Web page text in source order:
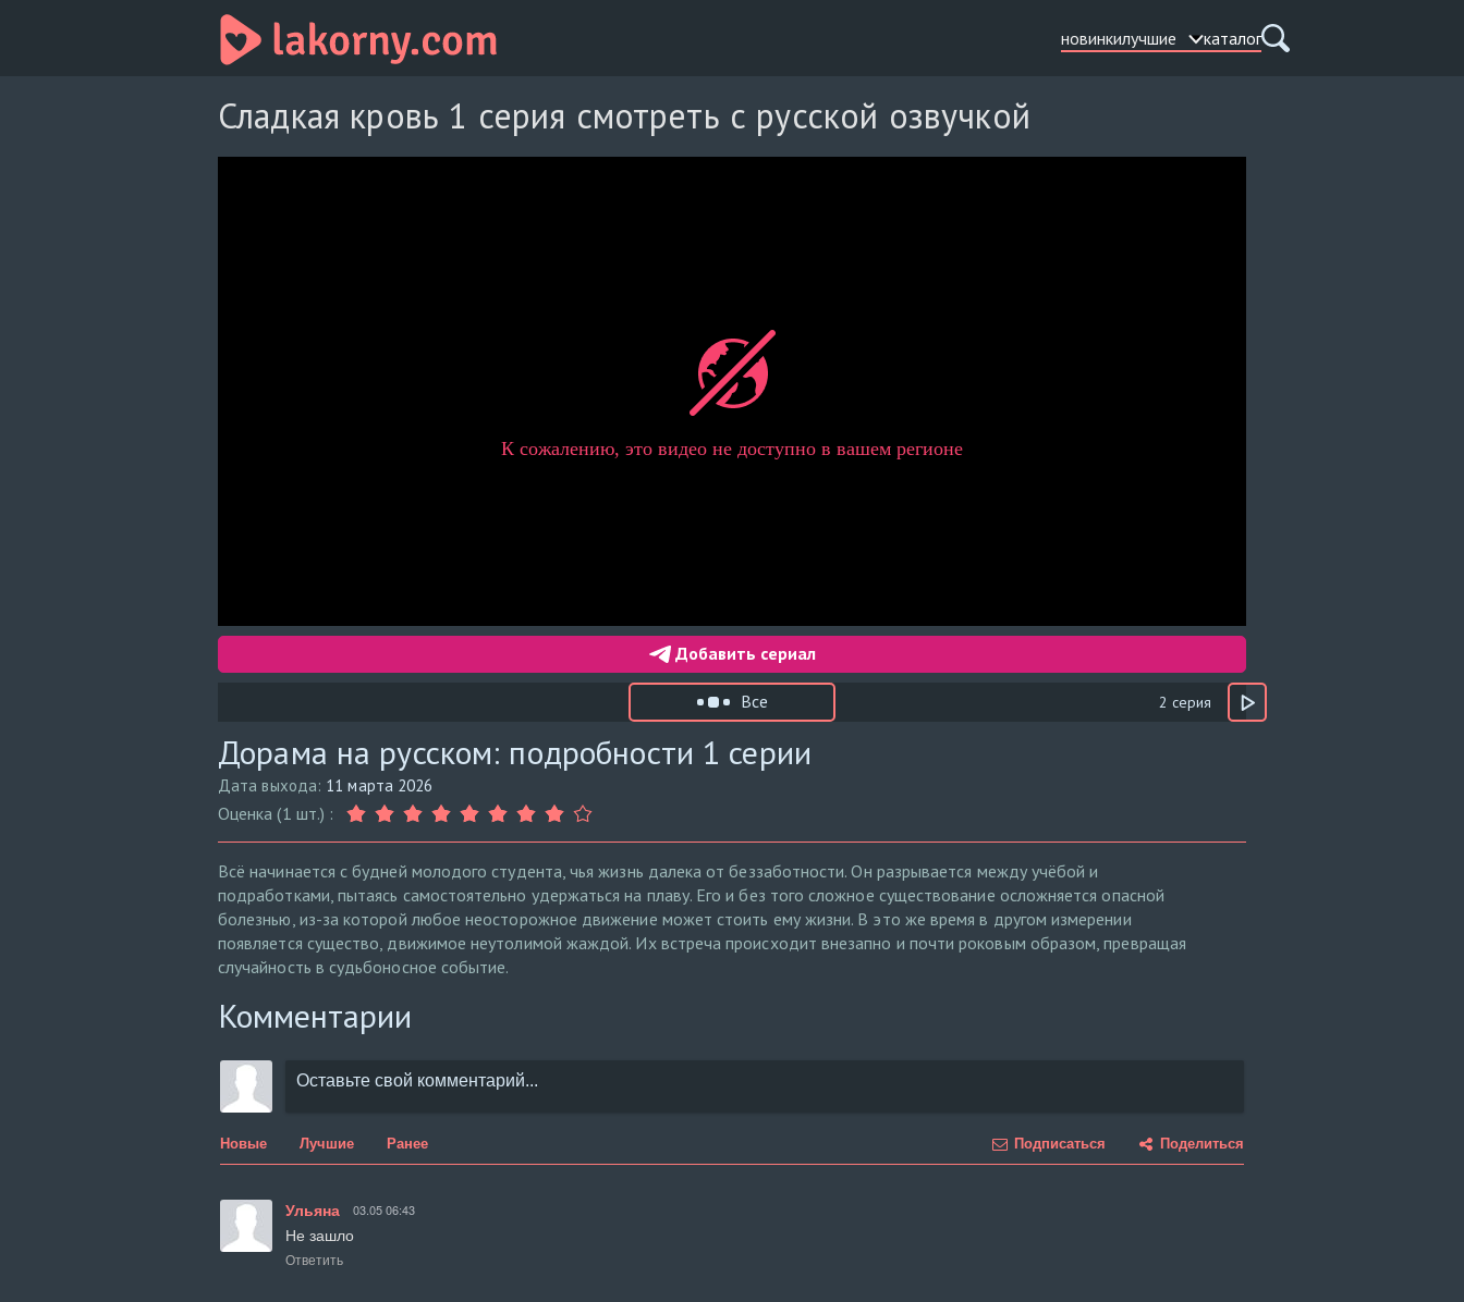
новинкилучшие каталог
Сладкая кровь 1 серия смотреть с русской озвучкой
Добавить сериал
Все 2 серия
Дорама на русском: подробности 1 серии
Дата выхода: 11 марта 2026
Оценка (1 шт.) :
Всё начинается с будней молодого студента, чья жизнь далека от беззаботности. Он разрывается между учёбой и
подработками, пытаясь самостоятельно удержаться на плаву. Его и без того сложное существование осложняется опасной
болезнью, из-за которой любое неосторожное движение может стоить ему жизни. В это же время в другом измерении
появляется существо, движимое неутолимой жаждой. Их встреча происходит внезапно и почти роковым образом, превращая
случайность в судьбоносное событие.
Комментарии
Новые Лучшие Ранее Подписаться Поделиться
Ульяна 03.05 06:43
Не зашло
Ответить